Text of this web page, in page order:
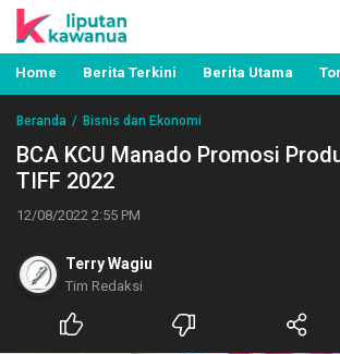
Liputan Kawanua
Berita Manado, Sulawesi Utara,
Pemerintahan, Hukum Kriminal
Home Berita Terkini Berita Utama
Beranda Bisnis dan Ekonomi
BCA KCU Manado Promosi
TIFF 2022
12/08/2022 2:55 PM
Terry Wagiu
Tim Redaksi